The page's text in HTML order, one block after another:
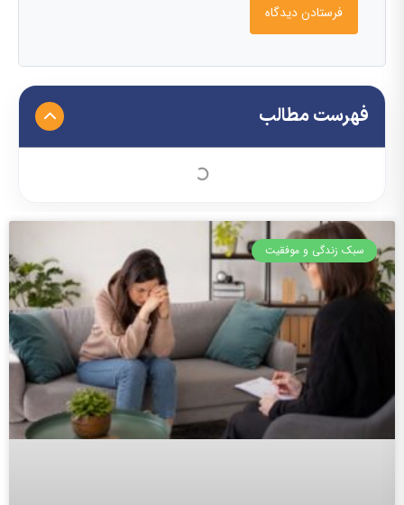
فهرست مطالب
سبک زندگی و موفقیت